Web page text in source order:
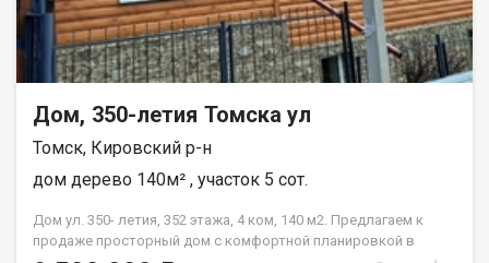
Дом, 350-летия Томска ул
Томск, Кировский р-н
дом дерево 140м² , участок 5 сот.
Дом ул. 350- летия, 352 этажа, 4 ком, 140 м2. Предлагаем к
продаже просторный дом с комфортной планировкой в